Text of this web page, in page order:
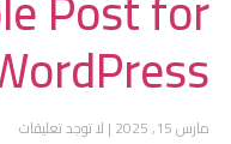
مارس 15, 2025 لا توجد تعليقات